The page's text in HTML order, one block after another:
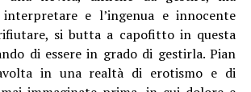
e l’ingenua e innocente
si butta a capofitto in questa
di essere in grado di gestirla. Pian
in una realtà di erotismo e di